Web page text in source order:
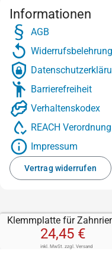
24,45 €
inkl. MwSt. zzgl. Versand
Informationen
AGB
Widerrufsbelehrung
Barrierefreiheit
Verhaltenskodex
REACH Verordnung
Impressum
Vertrag widerrufen